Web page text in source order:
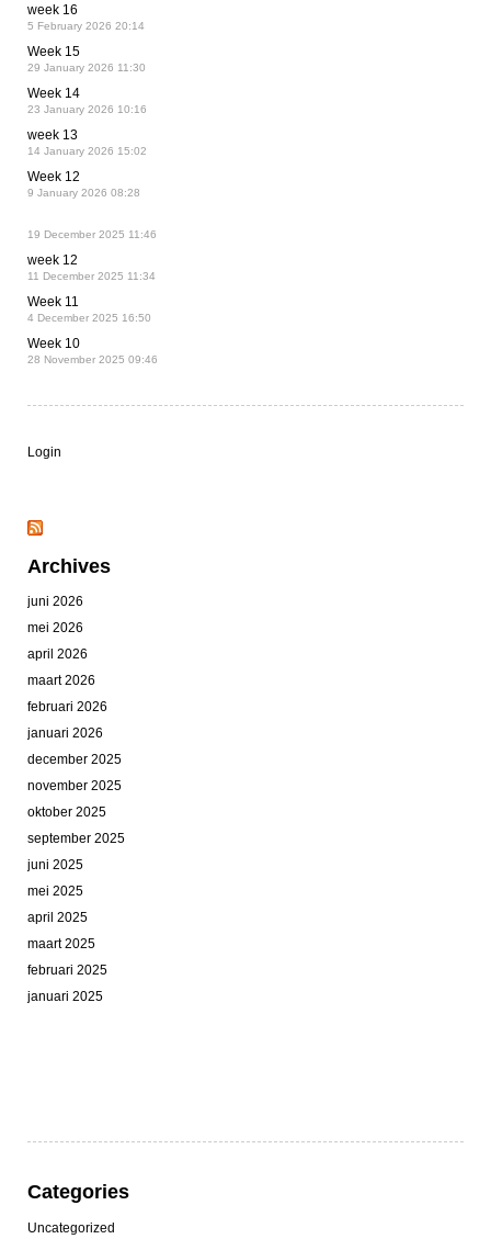
week 16
5 February 2026 20:14
Week 15
29 January 2026 11:30
Week 14
23 January 2026 10:16
week 13
14 January 2026 15:02
Week 12
9 January 2026 08:28
19 December 2025 11:46
week 12
11 December 2025 11:34
Week 11
4 December 2025 16:50
Week 10
28 November 2025 09:46
Login
Archives
juni 2026
mei 2026
april 2026
maart 2026
februari 2026
januari 2026
december 2025
november 2025
oktober 2025
september 2025
juni 2025
mei 2025
april 2025
maart 2025
februari 2025
januari 2025
Categories
Uncategorized